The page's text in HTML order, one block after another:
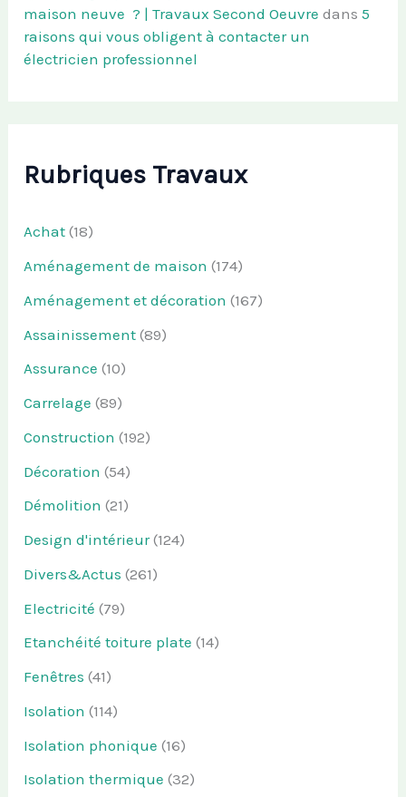
maison neuve ? | Travaux Second Oeuvre dans5
raisons qui vous obligent à contacter un
électricien professionnel
Rubriques Travaux
Achat (18)
Aménagement de maison (174)
Aménagement et décoration (167)
Assainissement (89)
Assurance (10)
Carrelage (89)
Construction (192)
Décoration (54)
Démolition (21)
Design d'intérieur(124)
Divers&Actus (261)
Electricité (79)
Etanchéité toiture plate (14)
Fenêtres (41)
Isolation (114)
Isolation phonique (16)
Isolation thermique (32)